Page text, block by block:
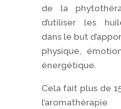
de la
d’utiliser les
dans le but
physique,
énergétique.
Cela fait plus de